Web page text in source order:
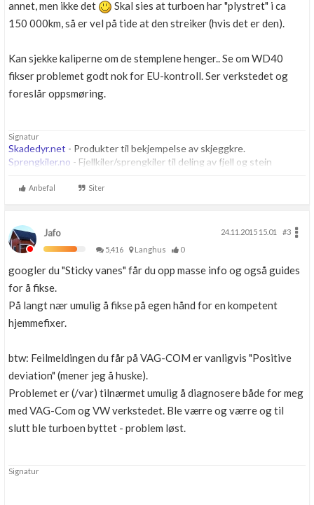
annet, men ikke det
Skal sies at turboen har "plystret" i ca
150 000km, så er vel på tide at den streiker (hvis det er den).
Kan sjekke kaliperne om de stemplene henger.. Se om WD40
fikser problemet godt nok for EU-kontroll. Ser verkstedet og
foreslår oppsmøring.
Signatur
Skadedyr.net - Produkter til bekjempelse av skjeggkre.
Sprengkiler.no - Fjellkiler/sprengkiler til deling av fjell og stein
Anbefal Siter
Jafo 24.11.2015 15.01
#3
5,416
Langhus 0
googler du "Sticky vanes" får du opp masse info og også guides
for å fikse.
På langt nær umulig å fikse på egen hånd for en kompetent
hjemmefixer.
btw: Feilmeldingen du får på VAG-COM er vanligvis "Positive
deviation" (mener jeg å huske).
Problemet er (/var) tilnærmet umulig å diagnosere både for meg
med VAG-Com og VW verkstedet. Ble værre og værre og til
slutt ble turboen byttet - problem løst.
Signatur